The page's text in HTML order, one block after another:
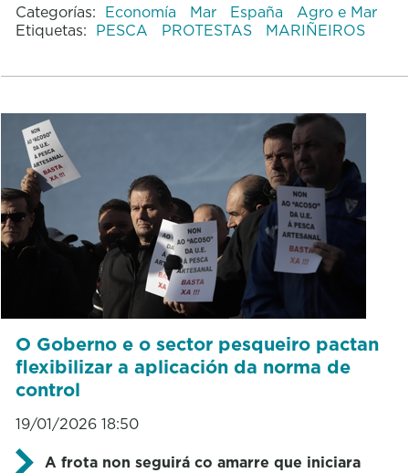
Categorías: Economía Mar España
Agro e Mar
Etiquetas: PESCA PROTESTAS MARIÑEIROS
O Goberno e o sector pesqueiro pactan
flexibilizar a aplicación da norma de
control
19/01/2026 18:50
A frota non seguirá co amarre que iniciara